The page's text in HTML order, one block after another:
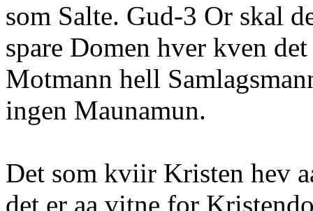
som Salte. Gud-3 Or skal
spare Domen hver kven
Motmann hell
ingen Maunamun.
Det som kviir Kristen hev
det er aa vitne for